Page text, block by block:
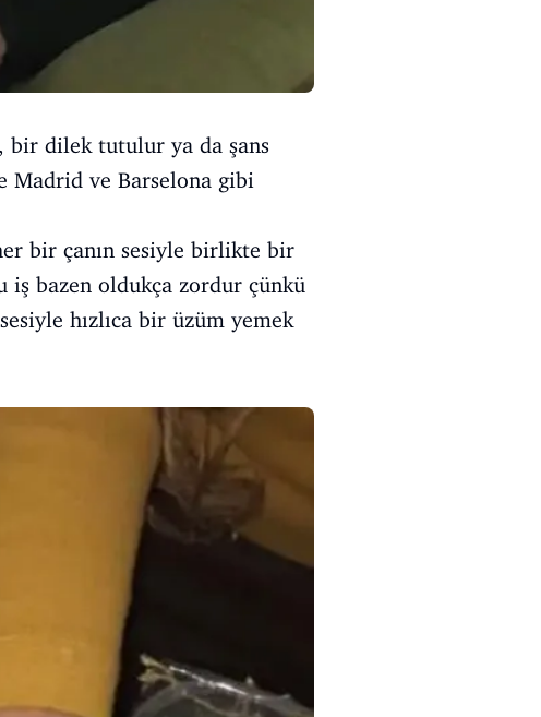
bir dilek tutulur ya da şans
Madrid ve Barselona gibi
bir çanın sesiyle birlikte bir
iş bazen oldukça zordur çünkü
hızlıca bir üzüm yemek